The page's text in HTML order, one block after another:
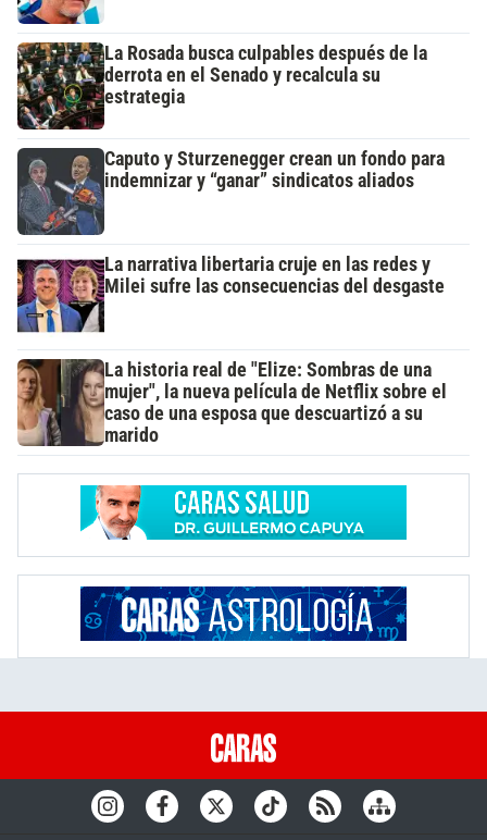
La Rosada busca culpables después de la
derrota en el Senado y recalcula su
estrategia
Caputo y Sturzenegger crean un fondo para
indemnizar y “ganar” sindicatos aliados
La narrativa libertaria cruje en las redes y
Milei sufre las consecuencias del desgaste
La historia real de "Elize: Sombras de una
mujer", la nueva película de Netflix sobre el
caso de una esposa que descuartizó a su
marido